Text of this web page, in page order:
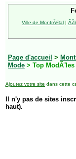
Ville de MontrÃ©al |
Page d'accueil >
Mode > Top ModÃ¨les
Ajoutez votre site dans cette
Il n'y pas de sites
haut).